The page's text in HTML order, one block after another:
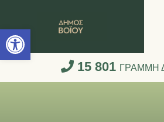
Ανοίξτε τη γραμμή
15 801 ΓΡΑΜΜΗ